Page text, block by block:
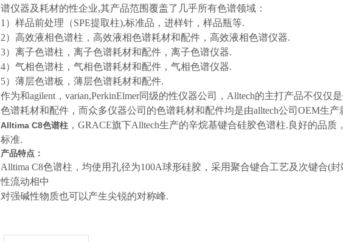
谱仪器及耗材的性企业,其产品范围覆盖了几乎所有色谱领域：
1）样品前处理（SPE提取柱),标准品，进样针，样品瓶等.
2）高效液相色谱柱，高效液相色谱耗材和配件，高效液相色谱仪器.
3）离子色谱柱，离子色谱耗材和配件，离子色谱仪器.
4）气相色谱柱，气相色谱耗材和配件，气相色谱仪器.
5）薄层色谱板，薄层色谱耗材和配件.
作为和agilent，varian,PerkinElmer同级的性仪器公司，Alltech的主打产品不仅仅
色谱耗材和配件，而众多仪器公司的色谱耗材和配件均是由alltech公司OEM生产
Alltima C8色谱柱 ，GRACE旗下Alltech生产的辛烷基键合硅胶色谱柱.良好的品
标准.
产品特点：
Alltima C8色谱柱，均使用孔径为100A球形硅胶，采用聚合键合工艺及次键合(
性流动相中
对强碱性物质也可以产生尖锐的对称峰.